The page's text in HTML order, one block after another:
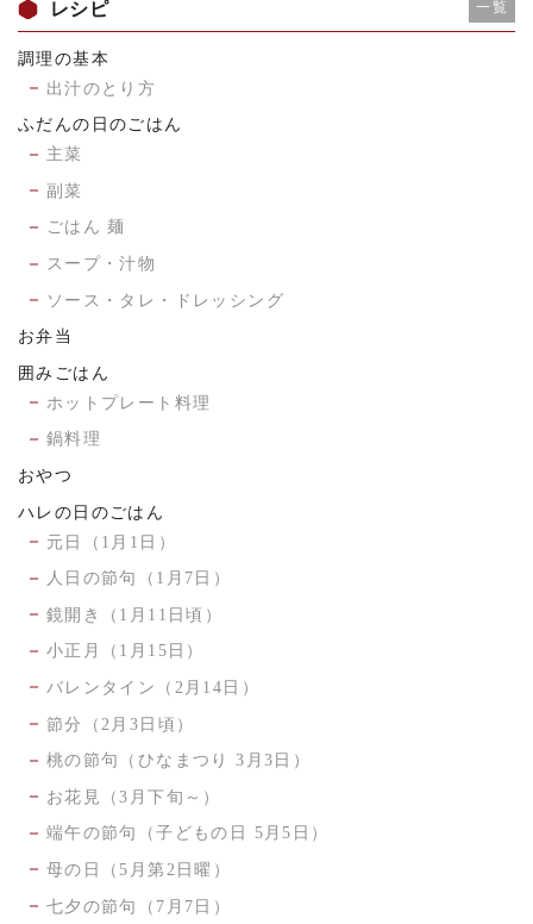
レシピ 一覧
調理の基本
出汁のとり方
ふだんの日のごはん
主菜
副菜
ごはん 麺
スープ・汁物
ソース・タレ・ドレッシング
お弁当
囲みごはん
ホットプレート料理
鍋料理
おやつ
ハレの日のごはん
元日（1月1日）
人日の節句（1月7日）
鏡開き（1月11日頃）
小正月（1月15日）
バレンタイン（2月14日）
節分（2月3日頃）
桃の節句（ひなまつり 3月3日）
お花見（3月下旬～）
端午の節句（子どもの日 5月5日）
母の日（5月第2日曜）
七夕の節句（7月7日）